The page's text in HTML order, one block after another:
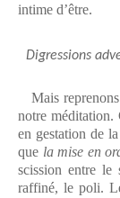
intime d’être.
Digressions
Mais
notre méditation.
en gestation de
que la mise en
scission entre le
raffiné, le poli.